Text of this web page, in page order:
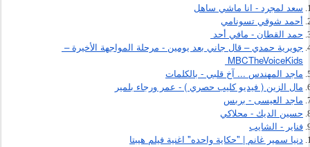
سعد لمجرد - انا ماشي ساهل
أحمد شوقي تسونامي
حمد القطان - مافي أحد
MBCTheVoiceKids
ماجد المهندس ... آخ قلبي - بالكلمات
مال الزين ( فيديو كليب حصري ) - عمر ورجاء بلمير
ماجد العيسى - بربس
حسين الديك - محلاكي
فناير - الشايب
دنيا سمير غانم | "حكاية واحده" اغنية فيلم هيبتا